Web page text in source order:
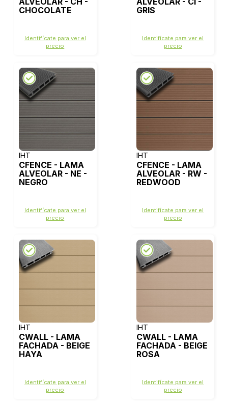
CHOCOLATE
Identifícate para ver el
precio
GRIS
Identifícate para ver el
precio
IHT
CFENCE - LAMA
ALVEOLAR - NE -
NEGRO
Identifícate para ver el
precio
IHT
CFENCE - LAMA
ALVEOLAR - RW -
REDWOOD
Identifícate para ver el
precio
IHT
CWALL - LAMA
FACHADA - BEIGE
HAYA
Identifícate para ver el
precio
IHT
CWALL - LAMA
FACHADA - BEIGE
ROSA
Identifícate para ver el
precio